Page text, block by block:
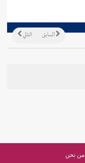
التالي السابق
من نحن